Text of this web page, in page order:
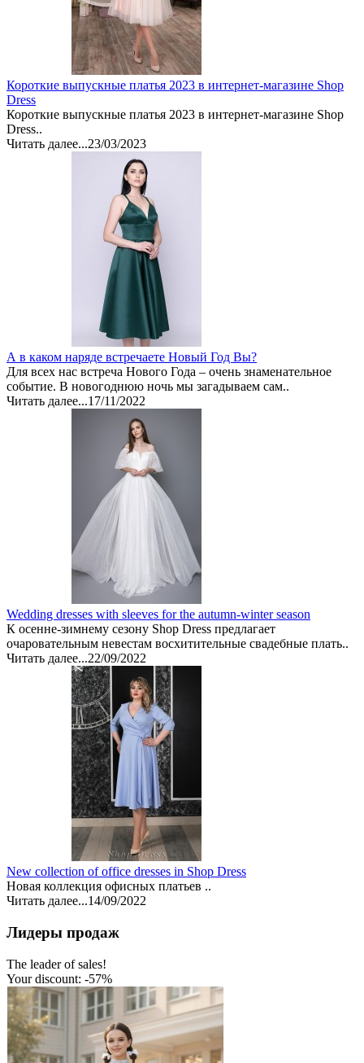
Короткие выпускные платья 2023 в интернет-магазине Shop
Dress
Короткие выпускные платья 2023 в интернет-магазине Shop
Dress..
Читать далее...23/03/2023
А в каком наряде встречаете Новый Год Вы?
Для всех нас встреча Нового Года – очень знаменательное
событие. В новогоднюю ночь мы загадываем сам..
Читать далее...17/11/2022
Wedding dresses with sleeves for the autumn-winter season
К осенне-зимнему сезону Shop Dress предлагает
очаровательным невестам восхитительные свадебные плать..
Читать далее...22/09/2022
New collection of office dresses in Shop Dress
Новая коллекция офисных платьев ..
Читать далее...14/09/2022
Лидеры продаж
The leader of sales!
Your discount: -57%